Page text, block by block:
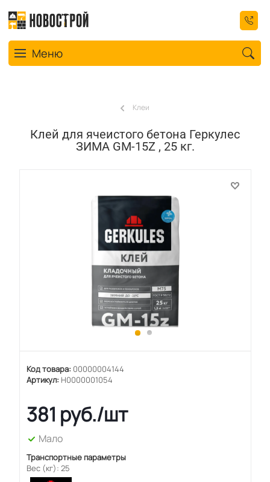
Toggle navigation
Меню
Клеи
Клей для ячеистого бетона Геркулес
ЗИМА GM-15Z , 25 кг.
Код товара: 00000004144
Артикул: Н0000001054
381 руб./шт
Мало
Транспортные параметры
Вес (кг): 25